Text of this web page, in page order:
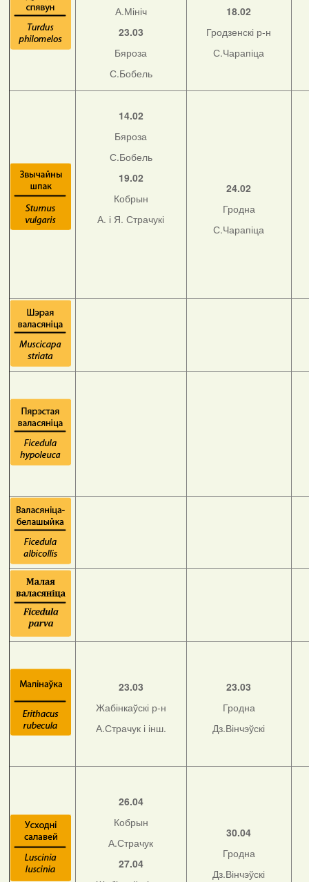
А.Мініч
23.03
Бяроза
С.Бобель
18.02
Гродзенскі р-н
С.Чарапіца
14.02
Бяроза
С.Бобель
19.02
Кобрын
А. і Я. Страчукі
24.02
Гродна
С.Чарапіца
23.03
Жабінкаўскі р-н
А.Страчук і інш.
23.03
Гродна
Дз.Вінчэўскі
26.04
Кобрын
А.Страчук
27.04
30.04
Гродна
Дз.Вінчэўскі